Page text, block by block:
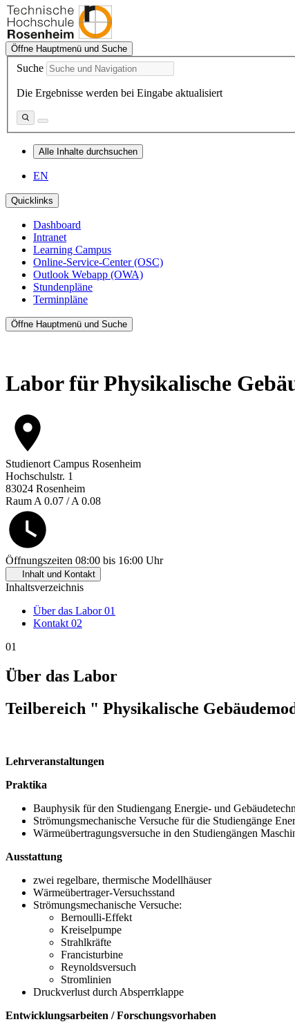
Öffne Hauptmenü und Suche
Suche
Die Ergebnisse werden bei Eingabe aktualisiert
Alle Inhalte durchsuchen
EN
Quicklinks
Dashboard
Intranet
Learning Campus
Online-Service-Center (OSC)
Outlook Webapp (OWA)
Stundenpläne
Terminpläne
Öffne Hauptmenü und Suche
Labor für Physikalische
StudienortCampus Rosenheim
Hochschulstr. 1
83024 Rosenheim
Raum A 0.07 / A 0.08
Öffnungszeiten 08:00 bis 16:00 Uhr
Inhalt und Kontakt
Inhaltsverzeichnis
Über das Labor01
Kontakt02
01
Über das Labor
Teilbereich " Physikalische
Lehrveranstaltungen
Praktika
Bauphysik für den Studiengang Energie- und
Strömungsmechanische Versuche für die Studiengänge
Wärmeübertragungsversuche in den Studiengängen
Ausstattung
zwei regelbare, thermische Modellhäuser
Wärmeübertrager-Versuchsstand
Strömungsmechanische Versuche:
Bernoulli-Effekt
Kreiselpumpe
Strahlkräfte
Francisturbine
Reynoldsversuch
Stromlinien
Druckverlust durch Absperrklappe
Entwicklungsarbeiten / Forschungsvorhaben